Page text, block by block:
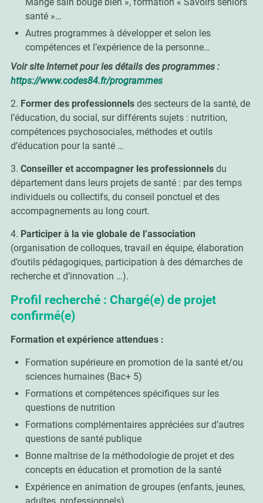
santé »…
Autres programmes à développer et selon les
compétences et l’expérience de la personne…
Voir site Internet pour les détails des programmes :
https://www.codes84.fr/programmes
2. Former des professionnelsdes secteurs de la santé, de
l’éducation, du social, sur différents sujets : nutrition,
compétences psychosociales, méthodes et outils
d’éducation pour la santé …
3. Conseiller et accompagner les professionnelsdu
département dans leurs projets de santé : par des temps
individuels ou collectifs, du conseil ponctuel et des
accompagnements au long court.
4. Participer à la vie globale de l’association
(organisation de colloques, travail en équipe, élaboration
d’outils pédagogiques, participation à des démarches de
recherche et d’innovation …).
Profil recherché : Chargé(e) de projet
confirmé(e)
Formation et expérience attendues :
Formation supérieure en promotion de la santé et/ou
sciences humaines (Bac+ 5)
Formations et compétences spécifiques sur les
questions de nutrition
Formations complémentaires appréciées sur d’autres
questions de santé publique
Bonne maîtrise de la méthodologie de projet et des
concepts en éducation et promotion de la santé
Expérience en animation de groupes (enfants, jeunes,